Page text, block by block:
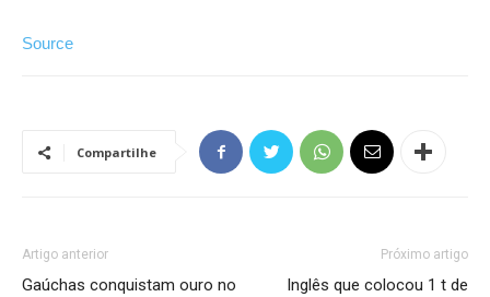
Source
Compartilhe
Artigo anterior
Gaúchas conquistam ouro no
Próximo artigo
Inglês que colocou 1 t de